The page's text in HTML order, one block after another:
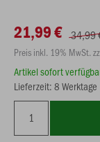
21,99 € 34,99
Preis inkl. 19% MwSt.
Artikel sofort
Lieferzeit: 8 Werktage